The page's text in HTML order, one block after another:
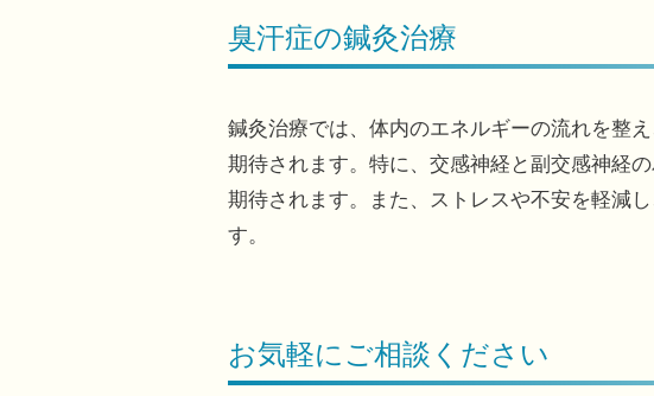
臭汗症の鍼灸治療
鍼灸治療では、体内のエネルギーの流れを整
期待されます。特に、交感神経と副交感神経
期待されます。また、ストレスや不安を軽減
す。
お気軽にご相談ください